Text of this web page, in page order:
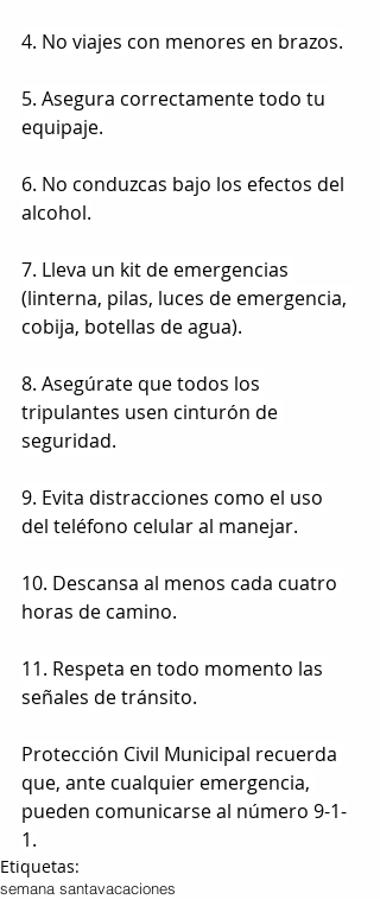
4. No viajes con menores en brazos.
5. Asegura correctamente todo tu
equipaje.
6. No conduzcas bajo los efectos del
alcohol.
7. Lleva un kit de emergencias
(linterna, pilas, luces de emergencia,
cobija, botellas de agua).
8. Asegúrate que todos los
tripulantes usen cinturón de
seguridad.
9. Evita distracciones como el uso
del teléfono celular al manejar.
10. Descansa al menos cada cuatro
horas de camino.
11. Respeta en todo momento las
señales de tránsito.
Protección Civil Municipal recuerda
que, ante cualquier emergencia,
pueden comunicarse al número 9-1-
1.
Etiquetas:
semana santavacaciones